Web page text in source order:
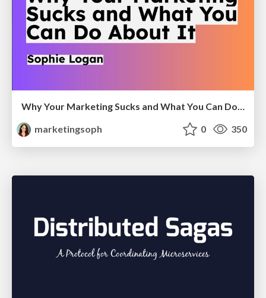
Why Your Marketing Sucks and What You Can Do About It - Sophie Logan
marketingsoph
0 350